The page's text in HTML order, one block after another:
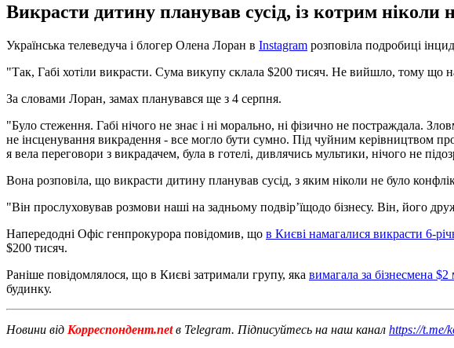
Викрасти дитину планував сусід, із котрим
Українська телеведуча і блогер Олена Лоран в Instagram розповіла подробиці
"Так, Габі хотіли викрасти. Сума викупу склала $200 тисяч. Не вийшло, тому що
За словами Лоран, замах планувався ще з 4 серпня.
"Було стеження. Габі нічого не знає і ні морально, ні фізично не постраждала.
не інсценування викрадення - все могло бути сумно. Під чуйним керівництвом
я вела переговори з викрадачем, була в готелі, дивлячись мультики, нічого не
Вона розповіла, що викрасти дитину планував сусід, з яким ніколи не було
"Він прослуховував розмови наші на задньому подвір’їщодо бізнесу. Він, його
Напередодні Офіс генпрокурора повідомив, що в Києві намагалися викрасти 6-
$200 тисяч.
Раніше повідомлялося, що в Києві затримали групу, яка вимагала за бізнесмена
будинку.
Новини від Корреспондент.netв Telegram. Підписуйтесь на наш канал https://t.me/